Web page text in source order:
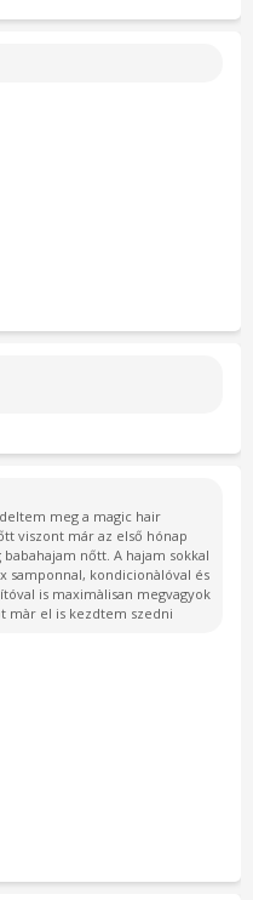
meg a magic hair
viszont már az első hónap
nőtt. A hajam sokkal
samponnal, kondicionàlóval és
is maximàlisan megvagyok
màr el is kezdtem szedni